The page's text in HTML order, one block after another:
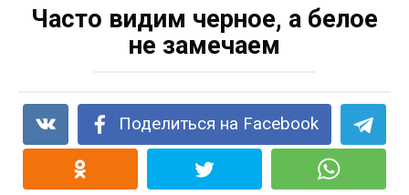
Часто видим черное, а белое
не замечаем
Поделиться на Facebook